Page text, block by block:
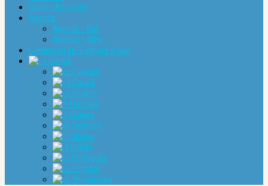
Grups i Activitats
Agenda
Agenda > Dia
Agenda > Mes
Comentari de l’Evangeli d’avui
Català
Euskara
Català
English
Français
Galego
Deutsch
Italiano
Polski
Português
Español
Українська